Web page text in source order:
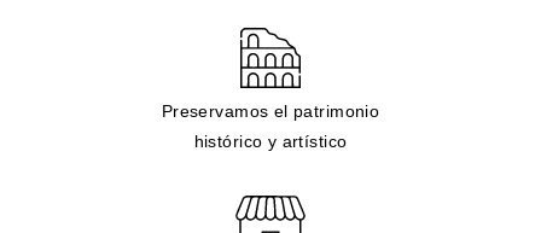
Preservamos el patrimonio
histórico y artístico